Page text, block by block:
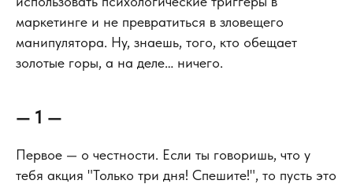
маркетинге и не превратиться в зловещего
манипулятора. Ну, знаешь, того, кто обещает
золотые горы, а на деле… ничего.
— 1 —
Первое — о честности. Если ты говоришь, что у
тебя акция "Только три дня! Спешите!", то пусть это